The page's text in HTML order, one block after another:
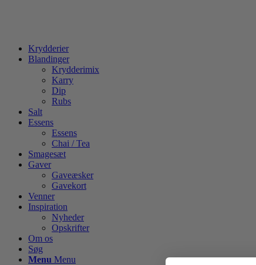
Krydderier
Blandinger
Krydderimix
Karry
Dip
Rubs
Salt
Essens
Essens
Chai / Tea
Smagesæt
Gaver
Gaveæsker
Gavekort
Venner
Inspiration
Nyheder
Opskrifter
Om os
Søg
Menu Menu